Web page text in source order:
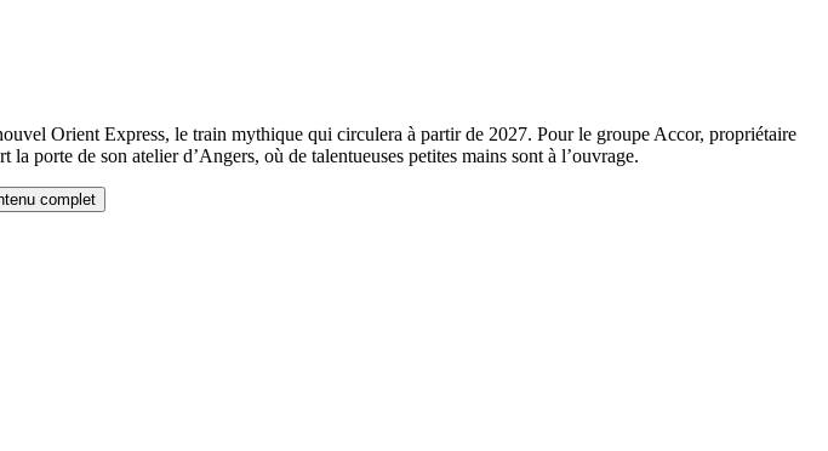
Orient Express, le train mythique qui circulera à partir de 2027. Pour le groupe Accor, propriétaire
la porte de son atelier d’Angers, où de talentueuses petites mains sont à l’ouvrage.
complet